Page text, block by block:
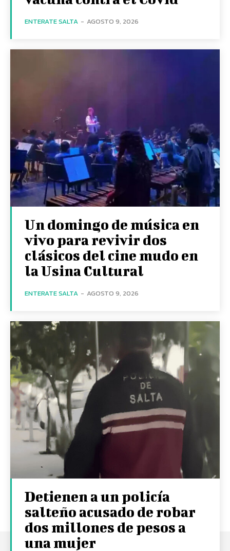
ENTERATE SALTA - AGOSTO 9, 2026
Un domingo de música en
vivo para revivir dos
clásicos del cine mudo en
la Usina Cultural
ENTERATE SALTA - AGOSTO 9, 2026
Detienen a un policía
salteño acusado de robar
dos millones de pesos a
una mujer